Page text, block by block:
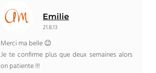
Emilie
21.8.13
Merci ma belle 😉
Je te confirme plus que deux semaines alors
on patiente !!!